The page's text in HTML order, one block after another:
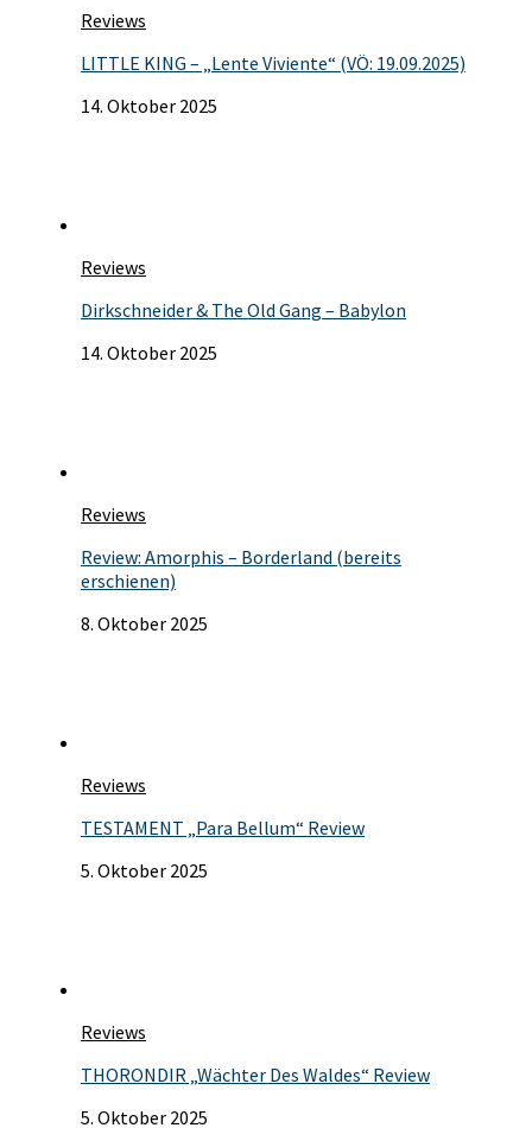
Reviews
LITTLE KING – „Lente Viviente“ (VÖ: 19.09.2025)
14. Oktober 2025
Reviews
Dirkschneider & The Old Gang – Babylon
14. Oktober 2025
Reviews
Review: Amorphis – Borderland (bereits
erschienen)
8. Oktober 2025
Reviews
TESTAMENT „Para Bellum“ Review
5. Oktober 2025
Reviews
THORONDIR „Wächter Des Waldes“ Review
5. Oktober 2025